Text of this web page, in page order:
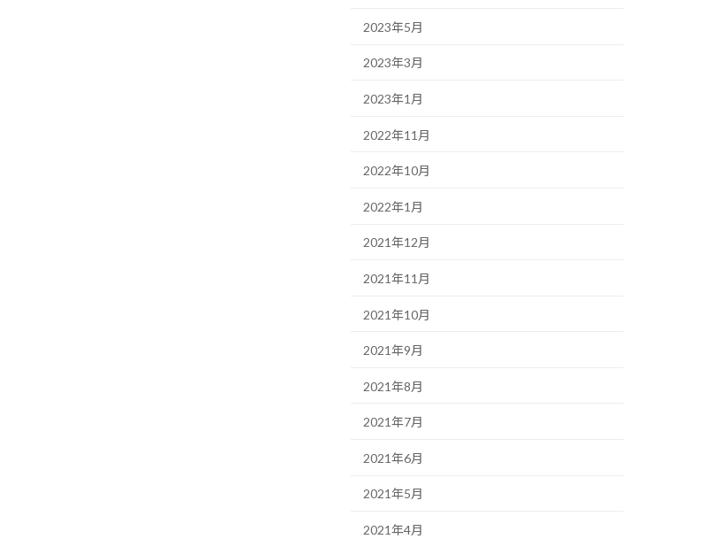
2023年5月
2023年3月
2023年1月
2022年11月
2022年10月
2022年1月
2021年12月
2021年11月
2021年10月
2021年9月
2021年8月
2021年7月
2021年6月
2021年5月
2021年4月